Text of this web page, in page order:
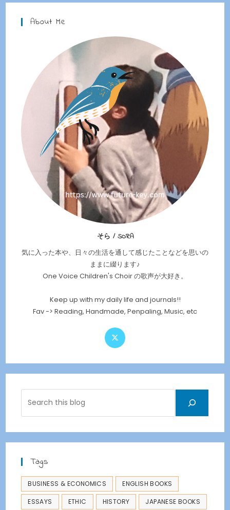
About Me
そら / SORA
気に入った本や、日々の生活を通して感じたことなどを思いの
ままに綴ります♪
One Voice Children's Choir の歌声が大好き。
Keep up with my daily life and journals!!
Fav -> Reading, Handmade, Penpaling, Music, etc
Opens
new
Tags
BUSINESS & ECONOMICS ENGLISH BOOKS
ESSAYS ETHIC HISTORY JAPANESE BOOKS